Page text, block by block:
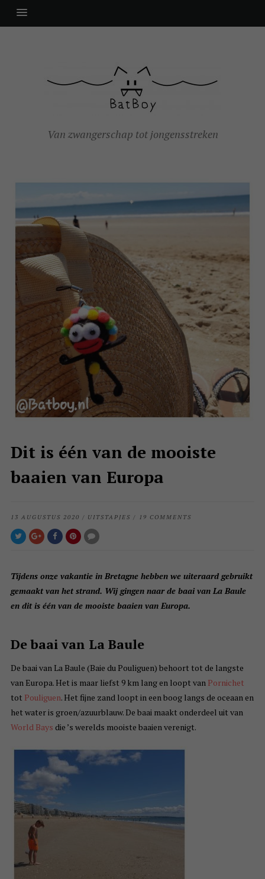
Van zwangerschap tot jongensstreken
Dit is één van de mooiste
baaien van Europa
13 AUGUSTUS 2020 / UITSTAPJES / 19 COMMENTS
Tijdens onze vakantie in Bretagne hebben we uiteraard gebruikt
gemaakt van het strand. Wij gingen naar de baai van La Baule
en dit is één van de mooiste baaien van Europa.
De baai van La Baule
De baai van La Baule (Baie du Pouliguen) behoort tot de langste
van Europa. Het is maar liefst 9 km lang en loopt van Pornichet
tot Pouliguen. Het fijne zand loopt in een boog langs de oceaan en
het water is groen/azuurblauw. De baai maakt onderdeel uit van
World Bays die ’s werelds mooiste baaien verenigt.